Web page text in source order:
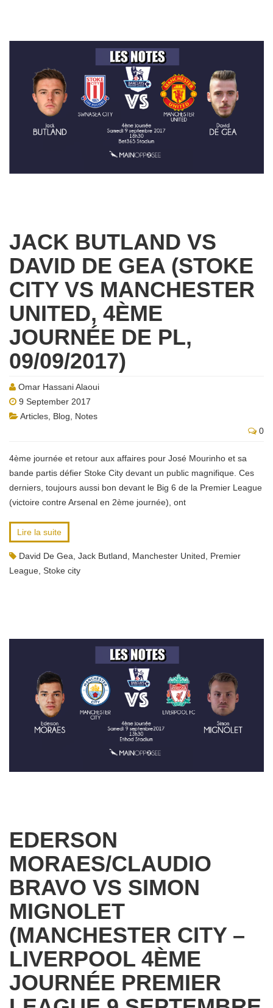
JACK BUTLAND VS
DAVID DE GEA (STOKE
CITY VS MANCHESTER
UNITED, 4ÈME
JOURNÉE DE PL,
09/09/2017)
Omar Hassani Alaoui
9 September 2017
Articles Blog
Notes
0
4ème journée et retour aux affaires pour José Mourinho et sa
bande partis défier Stoke City devant un public magnifique. Ces
derniers, toujours aussi bon devant le Big 6 de la Premier League
(victoire contre Arsenal en 2ème journée), ont
Lire la suite
David De Gea Jack Butland Manchester United
Premier
League Stoke city
EDERSON
MORAES/CLAUDIO
BRAVO VS SIMON
MIGNOLET
(MANCHESTER CITY –
LIVERPOOL 4ÈME
JOURNÉE PREMIER